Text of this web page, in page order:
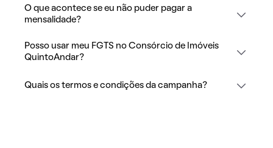
O que acontece se eu não puder pagar a
mensalidade?
Posso usar meu FGTS no Consórcio de Imóveis
QuintoAndar?
Quais os termos e condições da campanha?